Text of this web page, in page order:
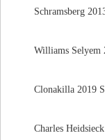
Schramsberg 2013
Williams Selyem
Clonakilla 2019
Charles Heidsieck